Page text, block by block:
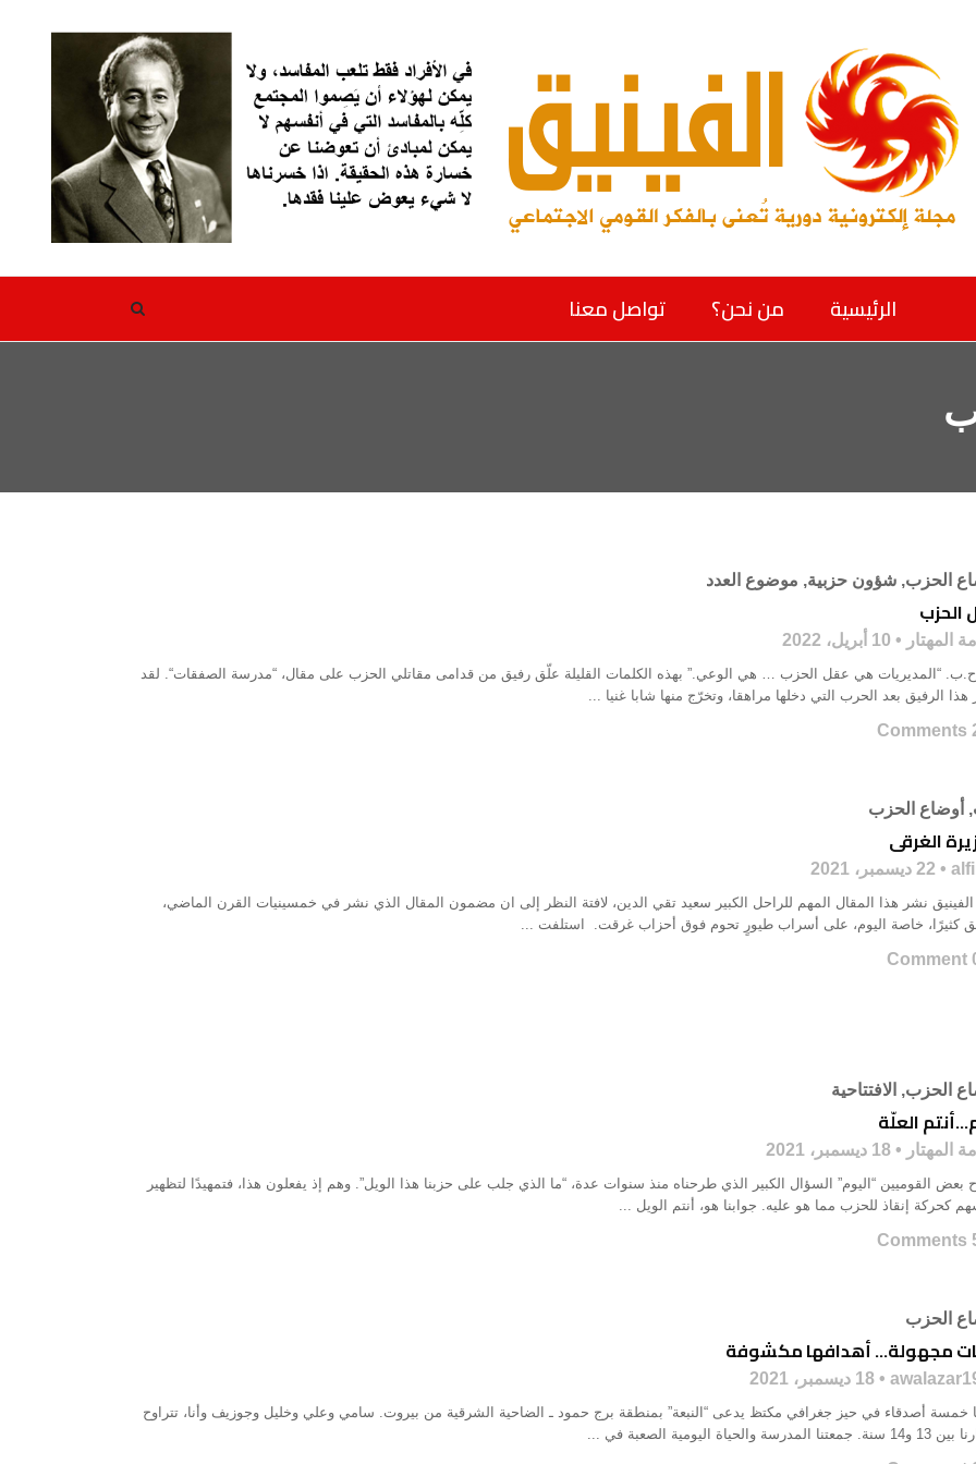
الرئيسية من نحن؟ تواصل معنا
الحزب, شؤون حزبية, موضوع العدد
الحزب
المهتار 10 أبريل، 2022
ح.ب. “المديريات هي عقل الحزب … هي الوعي.” بهذه الكلمات القليلة علّق رفيق من قدامى مقاتلي الحزب على مقال، “مدرسة الصفقات“. لقد
هذا الرفيق بعد الحرب التي دخلها مراهقا، وتخرّج منها شابا غنيا ...
2
, أوضاع الحزب
الغرقى
22 ديسمبر، 2021
الفينيق نشر هذا المقال المهم للراحل الكبير سعيد تقي الدين، لافتة النظر إلى ان مضمون المقال الذي نشر في خمسينيات القرن الماضي،
كثيرًا، خاصة اليوم، على أسراب طيورٍ تحوم فوق أحزاب غرقت. استلفت ...
0
الحزب, الافتتاحية
العلّة
المهتار 18 ديسمبر، 2021
بعض القوميين “اليوم” السؤال الكبير الذي طرحناه منذ سنوات عدة، “ما الذي جلب على حزبنا هذا الويل”. وهم إذ يفعلون هذا، فتمهيدًا لتظهير
كحركة إنقاذ للحزب مما هو عليه. جوابنا هو، أنتم الويل ...
5
الحزب
مجهولة… أهدافها مكشوفة
18 ديسمبر، 2021
خمسة أصدقاء في حيز جغرافي مكتظ يدعى “النبعة” بمنطقة برج حمود ـ الضاحية الشرقية من بيروت. سامي وعلي وخليل وجوزيف وأنا، تتراوح
المدرسة والحياة اليومية الصعبة في ...